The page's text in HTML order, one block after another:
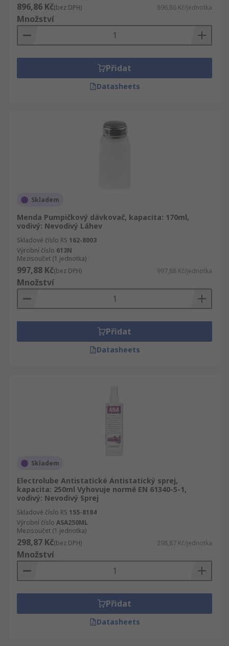
896,86 Kč(bez DPH) 896,86 Kč/jednotka
Množství
Přidat
Datasheets
Skladem
Menda Pumpičkový dávkovač, kapacita: 170ml,
vodivý: Nevodivý Láhev
Skladové číslo RS 162-8003
Výrobní číslo 613N
Mezisoučet (1 jednotka)
997,88 Kč(bez DPH) 997,88 Kč/jednotka
Množství
Přidat
Datasheets
Skladem
Electrolube Antistatické Antistatický sprej,
kapacita: 250ml Vyhovuje normě EN 61340-5-1,
vodivý: Nevodivý Sprej
Skladové číslo RS 155-8184
Výrobní číslo ASA250ML
Mezisoučet (1 jednotka)
298,87 Kč(bez DPH) 298,87 Kč/jednotka
Množství
Přidat
Datasheets